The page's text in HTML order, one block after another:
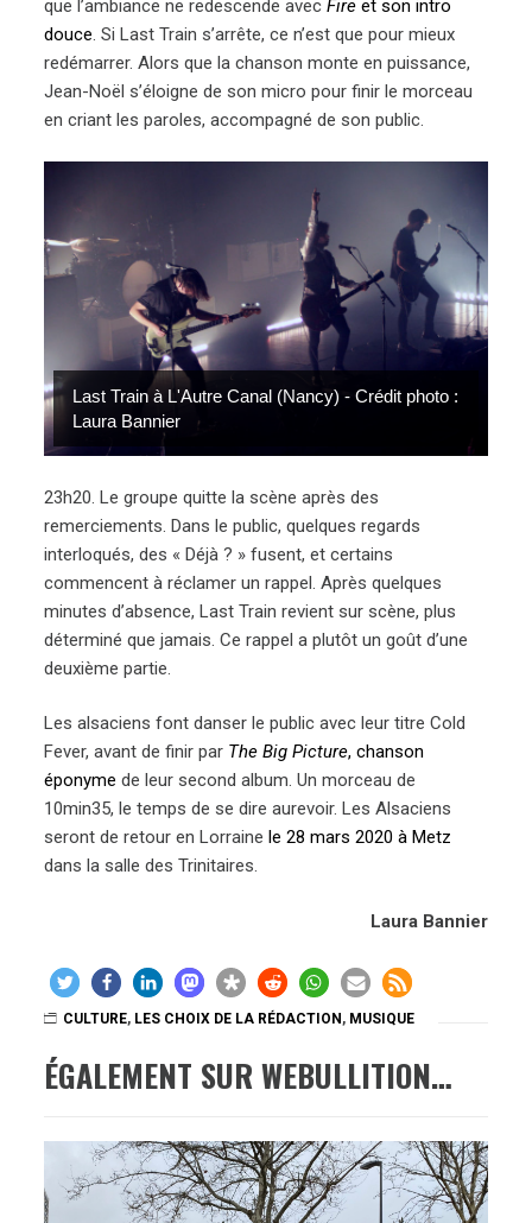
que l’ambiance ne redescende avecFire et son intro
douce. Si Last Train s’arrête, ce n’est que pour mieux
redémarrer. Alors que la chanson monte en puissance,
Jean-Noël s’éloigne de son micro pour finir le morceau
en criant les paroles, accompagné de son public.
Last Train à L'Autre Canal (Nancy) - Crédit photo :
Laura Bannier
Last Train à L'Autre Canal (Nancy) - Crédit photo :
Laura Bannier
23h20. Le groupe quitte la scène après des
remerciements. Dans le public, quelques regards
interloqués, des « Déjà ? » fusent, et certains
commencent à réclamer un rappel. Après quelques
minutes d’absence, Last Train revient sur scène, plus
déterminé que jamais. Ce rappel a plutôt un goût d’une
deuxième partie.
Les alsaciens font danser le public avec leur titre Cold
Fever, avant de finir par The Big Picture, chanson
éponyme de leur second album. Un morceau de
10min35, le temps de se dire aurevoir. Les Alsaciens
seront de retour en Lorrainele 28 mars 2020 à Metz
dans la salle des Trinitaires.
Laura Bannier
CULTURE, LES CHOIX DE LA RÉDACTION, MUSIQUE
ÉGALEMENT SUR WEBULLITION…